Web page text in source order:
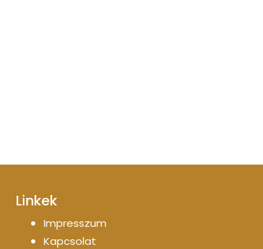
Linkek
Impresszum
Kapcsolat